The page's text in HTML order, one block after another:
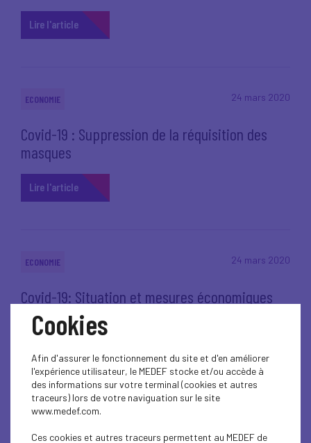
Lire l'article
24 mars 2020
ECONOMIE
Covid-19 : Suppression de la réquisition des
masques
Lire l'article
24 mars 2020
ECONOMIE
Covid-19: Situation et mesures économiques
prises en Europe et dans le monde
Cookies
Afin d'assurer le fonctionnement du site et d'en améliorer
l'expérience utilisateur, le MEDEF stocke et/ou accède à
des informations sur votre terminal (cookies et autres
traceurs) lors de votre naviguation sur le site
www.medef.com.
Ces cookies et autres traceurs permettent au MEDEF de